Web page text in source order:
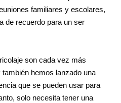
familiares y escolares,
de recuerdo para un ser
son cada vez más
hemos lanzado una
que se pueden usar para
solo necesita tener una